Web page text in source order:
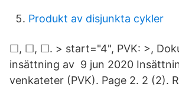
Produkt av disjunkta cykler
☐, ☐, ☐. > start="4", PVK: >,
insättning av 9 jun 2020
venkateter (PVK). Page 2. 2 (2).